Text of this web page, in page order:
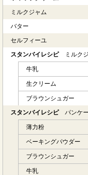
ミルクジャム
バター
セルフィーユ
スタンバイレシピミルクジ
牛乳
生クリーム
ブラウンシュガー
スタンバイレシピパンケー
薄力粉
ベーキングパウダー
ブラウンシュガー
牛乳